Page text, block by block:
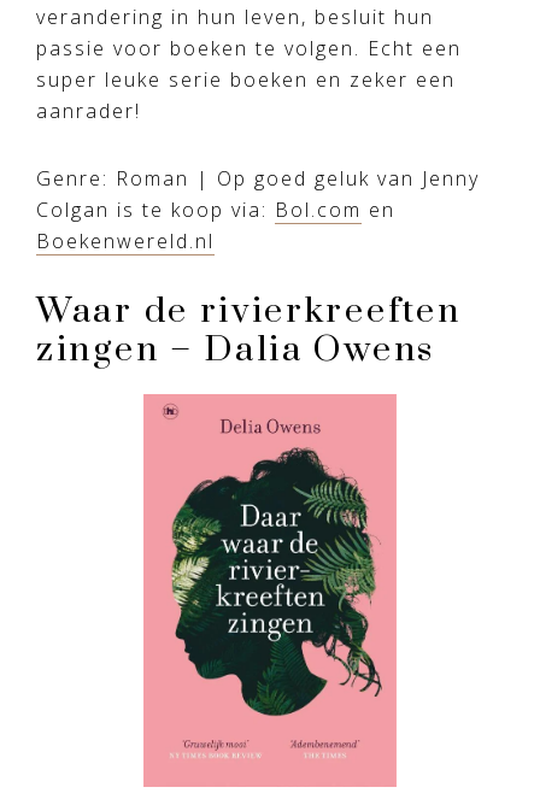
verandering in hun leven, besluit hun
passie voor boeken te volgen. Echt een
super leuke serie boeken en zeker een
aanrader!
Genre: Roman | Op goed geluk van Jenny
Colgan is te koop via: Bol.com en
Boekenwereld.nl
Waar de rivierkreeften
zingen – Dalia Owens